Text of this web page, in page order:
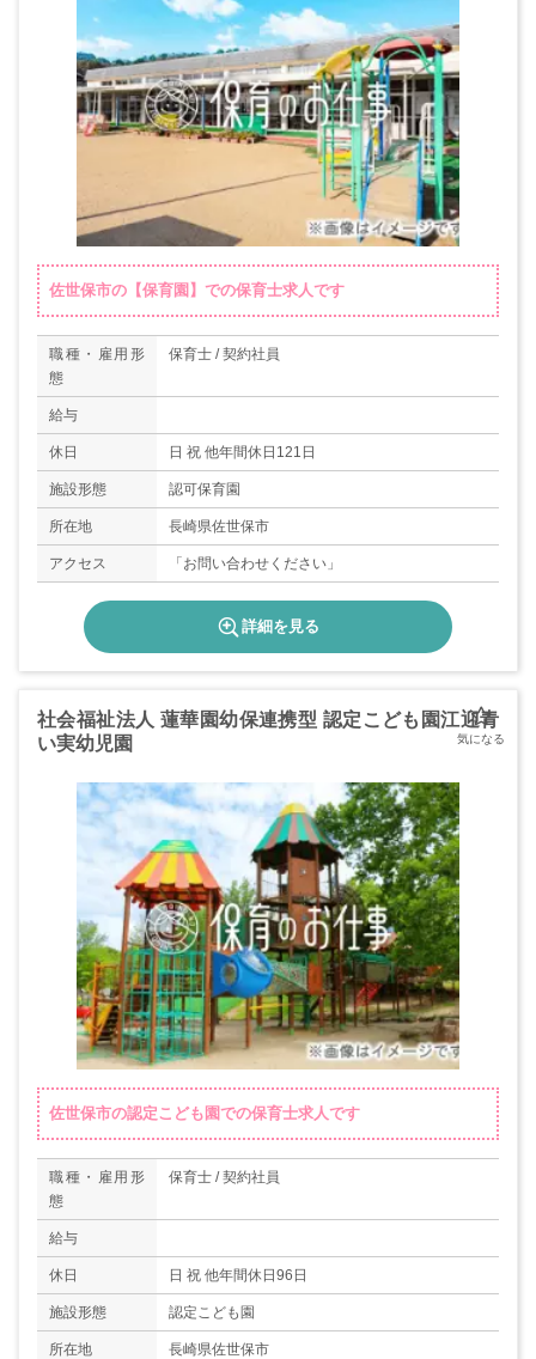
佐世保市の【保育園】での保育士求人です
職種・雇用形
態
保育士 / 契約社員
給与
休日 日 祝 他年間休日121日
施設形態 認可保育園
所在地 長崎県佐世保市
アクセス 「お問い合わせください」
詳細を見る
社会福祉法人 蓮華園幼保連携型 認定こども園江迎青
い実幼児園
佐世保市の認定こども園での保育士求人です
職種・雇用形
態
保育士 / 契約社員
給与
休日 日 祝 他年間休日96日
施設形態 認定こども園
所在地 長崎県佐世保市